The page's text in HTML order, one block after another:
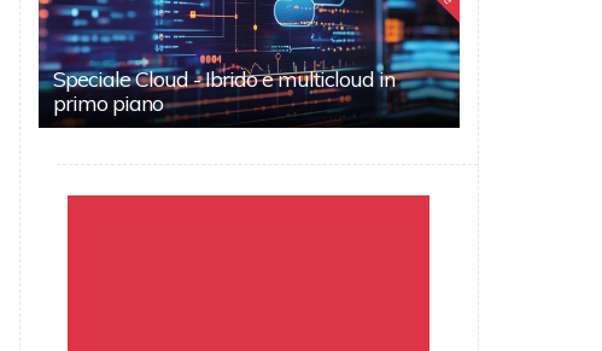
Speciale Cloud - Ibrido e multicloud in
primo piano